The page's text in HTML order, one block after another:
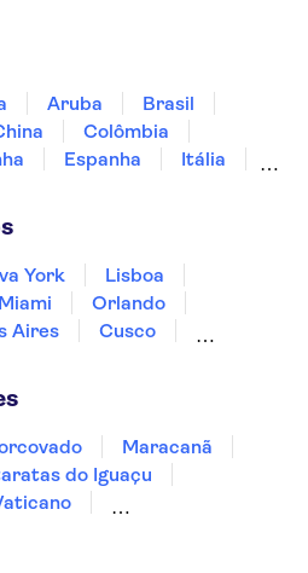
Aruba
Brasil
Colômbia
Espanha
Itália
York
Lisboa
Miami
Orlando
Aires
Cusco
Fortaleza
Maracanã
do Iguaçu